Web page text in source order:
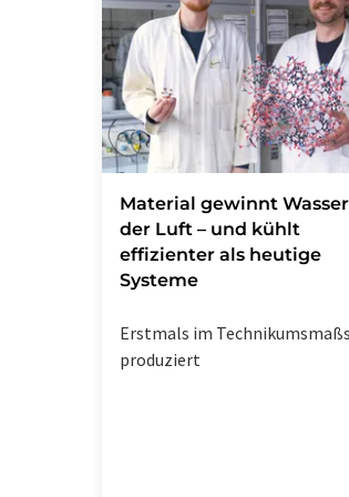
Material gewinnt
der Luft – und kühlt
effizienter als heutige
Systeme
Erstmals im
produziert